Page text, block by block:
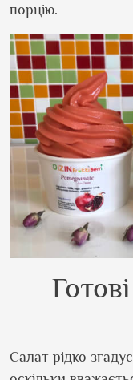
порцію.
Салат рідко